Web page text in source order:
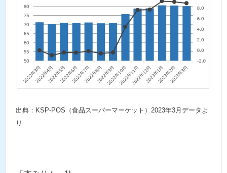
出典：KSP-POS（食品スーパーマーケット）2023年3月データよ
り